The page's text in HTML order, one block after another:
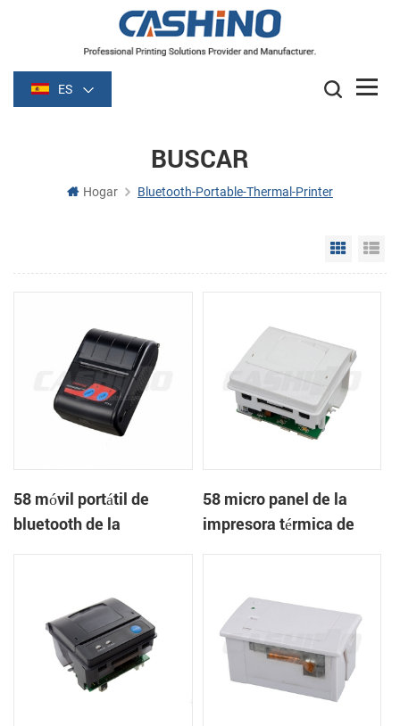
ES
BUSCAR
Hogar Bluetooth-Portable-Thermal-Printer
Grid
58 móvil portátil de
bluetooth de la
58 micro panel de la
impresora térmica de